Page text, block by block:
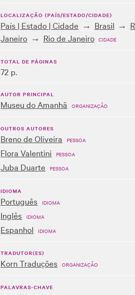
LOCALIZAÇÃO (PAÍS/ESTADO/CIDADE)
País | Estado | Cidade Brasil
Janeiro
Rio de Janeiro CIDADE
TOTAL DE PÁGINAS
72 p.
AUTOR PRINCIPAL
Museu do Amanhã ORGANIZAÇÃO
OUTROS AUTORES
Breno de Oliveira PESSOA
Flora Valentini PESSOA
Juba Duarte PESSOA
IDIOMA
Português IDIOMA
Inglês IDIOMA
Espanhol IDIOMA
TRADUTOR(ES)
Korn Traduções ORGANIZAÇÃO
PALAVRAS-CHAVE